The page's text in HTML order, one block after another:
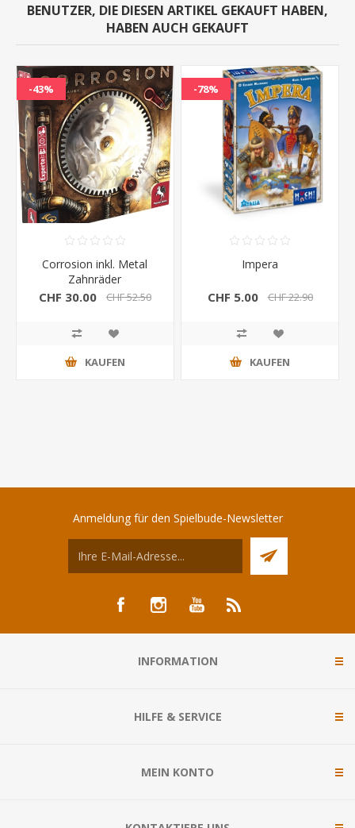
BENUTZER, DIE DIESEN ARTIKEL GEKAUFT HABEN,
HABEN AUCH GEKAUFT
-43%
Corrosion inkl. Metal
Zahnräder
CHF 30.00 CHF 52.50
KAUFEN
-78%
Impera
CHF 5.00 CHF 22.90
KAUFEN
Anmeldung für den Spielbude-Newsletter
INFORMATION
HILFE & SERVICE
MEIN KONTO